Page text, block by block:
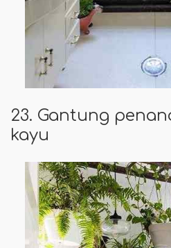
23. Gantung
kayu